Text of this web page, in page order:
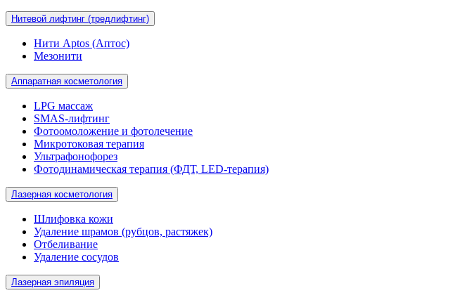
Нитевой лифтинг (тредлифтинг)
Нити Aptos (Аптос)
Мезонити
Аппаратная косметология
LPG массаж
SMAS-лифтинг
Фотоомоложение и фотолечение
Микротоковая терапия
Ультрафонофорез
Фотодинамическая терапия (ФДТ, LED-терапия)
Лазерная косметология
Шлифовка кожи
Удаление шрамов (рубцов, растяжек)
Отбеливание
Удаление сосудов
Лазерная эпиляция